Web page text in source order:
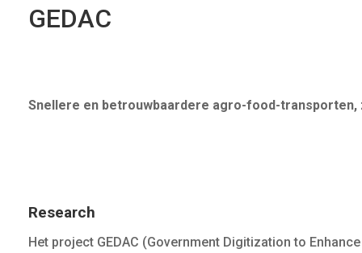
GEDAC
Snellere en betrouwbaardere agro-food-transporten,
Research
Het project GEDAC (Government Digitization to